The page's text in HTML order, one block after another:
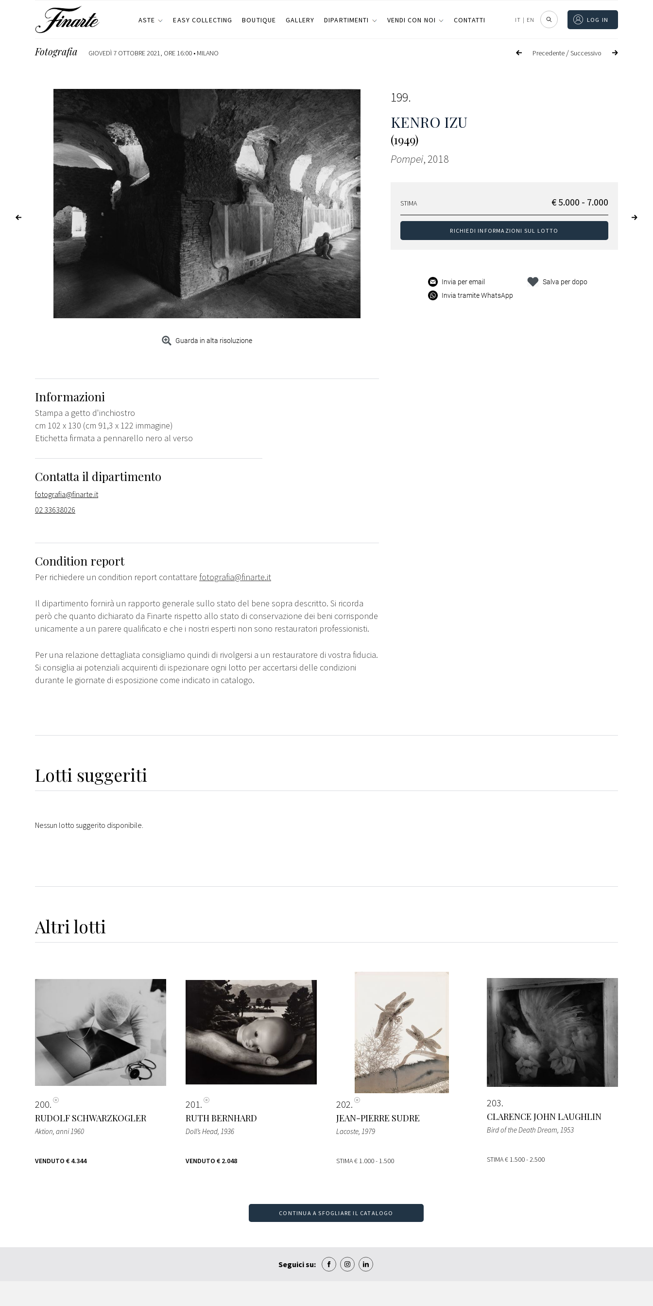
ASTE EASY COLLECTING BOUTIQUE GALLERY DIPARTIMENTI VENDI CON NOI CONTATTI IT | EN LOG IN
Precedente /Successivo
Fotografia GIOVEDÌ 7 OTTOBRE 2021, ORE 16:00 • MILANO
Guarda in alta risoluzione
199
KENRO IZU
(1949)
Pompei, 2018
STIMA € 5.000 - 7.000
RICHIEDI INFORMAZIONI SUL LOTTO
Invia per email
Invia tramite WhatsApp
Salva per dopo
Informazioni
Stampa a getto d'inchiostro
cm 102 x 130 (cm 91,3 x 122 immagine)
Etichetta firmata a pennarello nero al verso
Contatta il dipartimento
fotografia@finarte.it
02 33638026
Condition report
Per richiedere un condition report contattare fotografia@finarte.it
Il dipartimento fornirà un rapporto generale sullo stato del bene sopra descritto. Si ricorda
però che quanto dichiarato da Finarte rispetto allo stato di conservazione dei beni corrisponde
unicamente a un parere qualificato e che i nostri esperti non sono restauratori professionisti.
Per una relazione dettagliata consigliamo quindi di rivolgersi a un restauratore di vostra fiducia.
Si consiglia ai potenziali acquirenti di ispezionare ogni lotto per accertarsi delle condizioni
durante le giornate di esposizione come indicato in catalogo.
Lotti suggeriti
Nessun lotto suggerito disponibile.
Altri lotti
200
RUDOLF SCHWARZKOGLER
Aktion, anni 1960
VENDUTO € 4.344
201
RUTH BERNHARD
Doll’s Head, 1936
VENDUTO € 2.048
202
JEAN-PIERRE SUDRE
Lacoste, 1979
STIMA€ 1.000 - 1.500
203
CLARENCE JOHN LAUGHLIN
Bird of the Death Dream, 1953
STIMA€ 1.500 - 2.500
CONTINUA A SFOGLIARE IL CATALOGO
Seguici su: